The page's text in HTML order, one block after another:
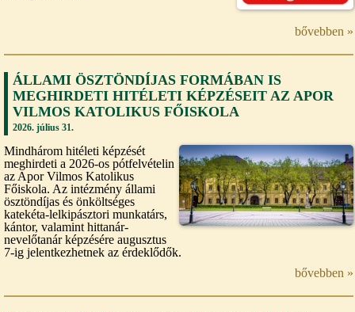
bővebben »
ÁLLAMI ÖSZTÖNDÍJAS FORMÁBAN IS
MEGHIRDETI HITÉLETI KÉPZÉSEIT AZ APOR
VILMOS KATOLIKUS FŐISKOLA
2026. július 31.
Mindhárom hitéleti képzését
meghirdeti a 2026-os pótfelvételin
az Apor Vilmos Katolikus
Főiskola. Az intézmény állami
ösztöndíjas és önköltséges
katekéta-lelkipásztori munkatárs,
kántor, valamint hittanár-
nevelőtanár képzésére augusztus
7-ig jelentkezhetnek az érdeklődők.
bővebben »